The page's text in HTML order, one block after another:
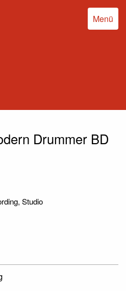
Menü
Drummer BD
Studio